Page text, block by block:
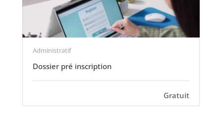
Administratif
Dossier pré inscription
Gratuit